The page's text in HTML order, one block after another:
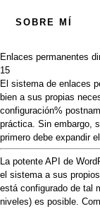
SOBRE MÍ
Enlaces permanentes
15
El sistema de enlaces
bien a sus propias
configuración%
práctica. Sin embargo,
primero debe expandir
La potente API de
el sistema a sus
está configurado de tal
niveles) es posible.